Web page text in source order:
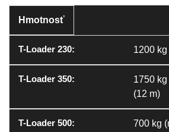
Hmotnosť
1200 kg
1750
(12 m)
700 kg